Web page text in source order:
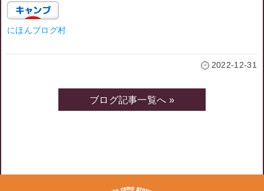
にほんブログ村
2022-12-31
ブログ記事一覧へ »